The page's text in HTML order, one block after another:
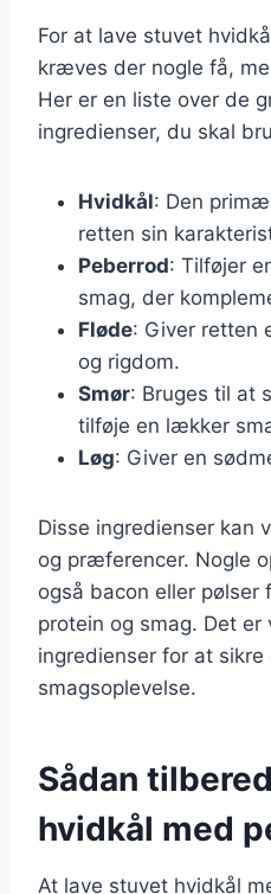
For at lave stuvet
kræves der nogle få,
Her er en liste over de
ingredienser, du skal
Hvidkål: Den
retten sin
Peberrod: Tilføjer
smag, der
Fløde: Giver retten
og rigdom.
Smør: Bruges til at
tilføje en lækker
Løg: Giver en
Disse ingredienser kan
og præferencer. Nogle
også bacon eller pølser
protein og smag. Det
ingredienser for at
smagsoplevelse.
Sådan
hvidkål med
At lave stuvet hvidkål